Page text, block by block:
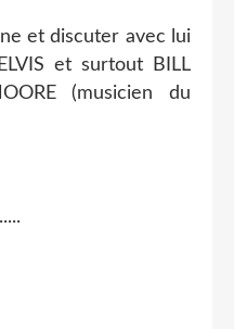
et discuter avec lui
et surtout BILL
(musicien du